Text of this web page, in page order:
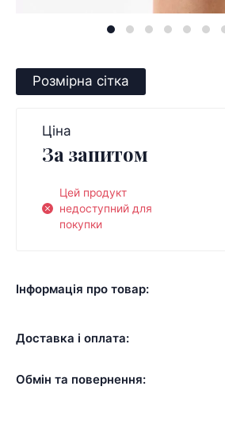
Розмірна сітка
Ціна
За запитом
Цей продукт
недоступний для
покупки
Інформація про товар:
Доставка і оплата:
Обмін та повернення: